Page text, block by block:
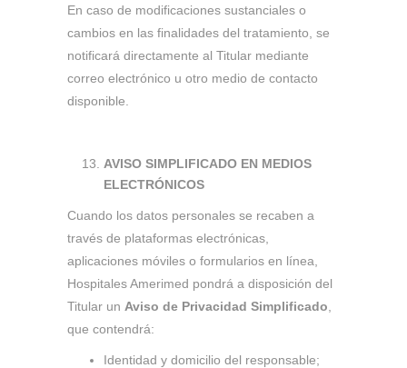
En caso de modificaciones sustanciales o
cambios en las finalidades del tratamiento, se
notificará directamente al Titular mediante
correo electrónico u otro medio de contacto
disponible.
AVISO SIMPLIFICADO EN MEDIOS
ELECTRÓNICOS
Cuando los datos personales se recaben a
través de plataformas electrónicas,
aplicaciones móviles o formularios en línea,
Hospitales Amerimed pondrá a disposición del
Titular un Aviso de Privacidad Simplificado
que contendrá:
Identidad y domicilio del responsable;